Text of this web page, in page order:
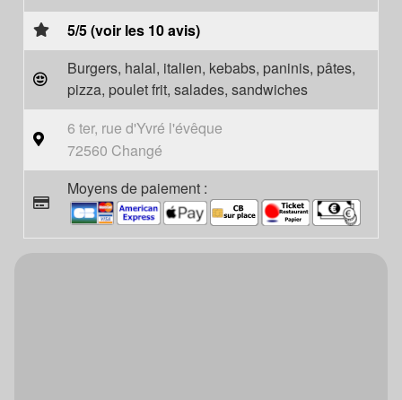
5/5 (voir les 10 avis)
Burgers, halal, italien, kebabs, paninis, pâtes,
pizza, poulet frit, salades, sandwiches
6 ter, rue d'Yvré l'évêque
72560 Changé
Moyens de paiement :